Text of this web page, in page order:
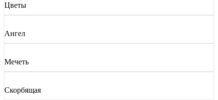
Цветы
Ангел
Мечеть
Скорбящая